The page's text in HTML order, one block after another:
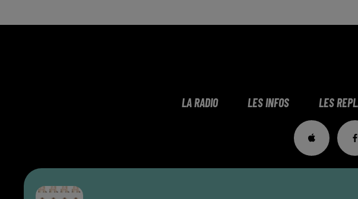
LA RADIO LES INFOS LES